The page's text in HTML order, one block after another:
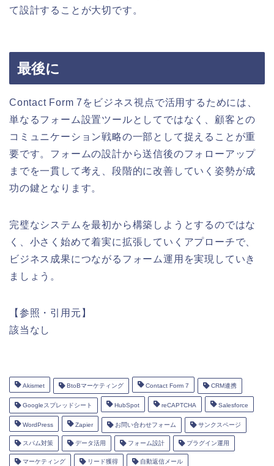
て設計することが大切です。
最後に
Contact Form 7をビジネス視点で活用するためには、
単なるフォーム設置ツールとしてではなく、顧客との
コミュニケーション戦略の一部として捉えることが重
要です。フォームの設計から送信後のフォローアップ
までを一貫して考え、段階的に改善していく姿勢が成
功の鍵となります。
完璧なシステムを最初から構築しようとするのではな
く、小さく始めて着実に拡張していくアプローチで、
ビジネス成果につながるフォーム運用を実現していき
ましょう。
【参照・引用元】
該当なし
Akismet BtoBマーケティング Contact Form 7 CRM連携
Googleスプレッドシート HubSpot reCAPTCHA Salesforce
WordPress Zapier お問い合わせフォーム サンクスページ
スパム対策 データ活用 フォーム設計 プラグイン運用
マーケティング リード獲得 自動返信メール